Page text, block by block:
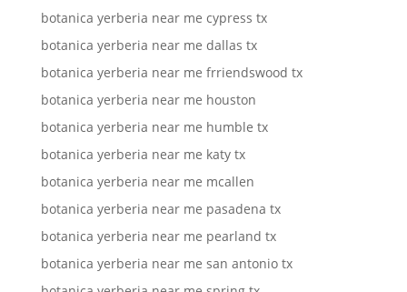
botanica yerberia near me cypress tx
botanica yerberia near me dallas tx
botanica yerberia near me frriendswood tx
botanica yerberia near me houston
botanica yerberia near me humble tx
botanica yerberia near me katy tx
botanica yerberia near me mcallen
botanica yerberia near me pasadena tx
botanica yerberia near me pearland tx
botanica yerberia near me san antonio tx